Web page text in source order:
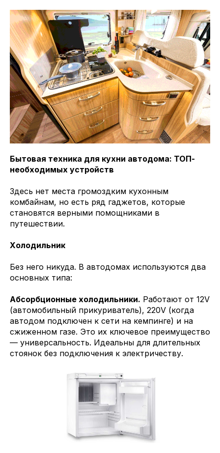
Бытовая техника для кухни автодома: ТОП-
необходимых устройств
Здесь нет места громоздким кухонным
комбайнам, но есть ряд гаджетов, которые
становятся верными помощниками в
путешествии.
Холодильник
Без него никуда. В автодомах используются два
основных типа:
Абсорбционные холодильники. Работают от 12V
(автомобильный прикуриватель), 220V (когда
автодом подключен к сети на кемпинге) и на
сжиженном газе. Это их ключевое преимущество
— универсальность. Идеальны для длительных
стоянок без подключения к электричеству.